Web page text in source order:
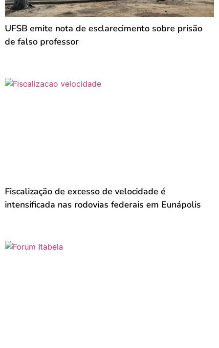
UFSB emite nota de esclarecimento sobre prisão
de falso professor
Fiscalização de excesso de velocidade é
intensificada nas rodovias federais em Eunápolis